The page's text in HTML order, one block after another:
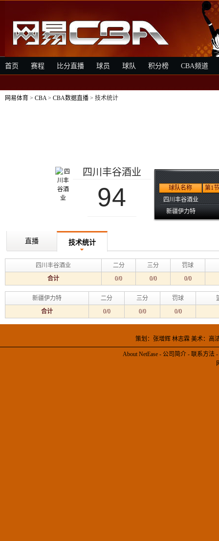
首页 赛程 比分直播 球员 球队 积分榜 CBA频道
网易体育 > CBA> CBA数据直播 > 技术统计
四川丰谷酒业
94 球队名称
第1节
四川丰谷酒业
新疆伊力特
直播 技术统计
四川丰谷酒业 二分 三分
罚球
合计
0/0 0/0 0/0
新疆伊力特 二分 三分 罚球
合计
0/0 0/0 0/0
策划：张增辉 林志霖 美术：
About NetEase - 公司简介 - 联系方法 -